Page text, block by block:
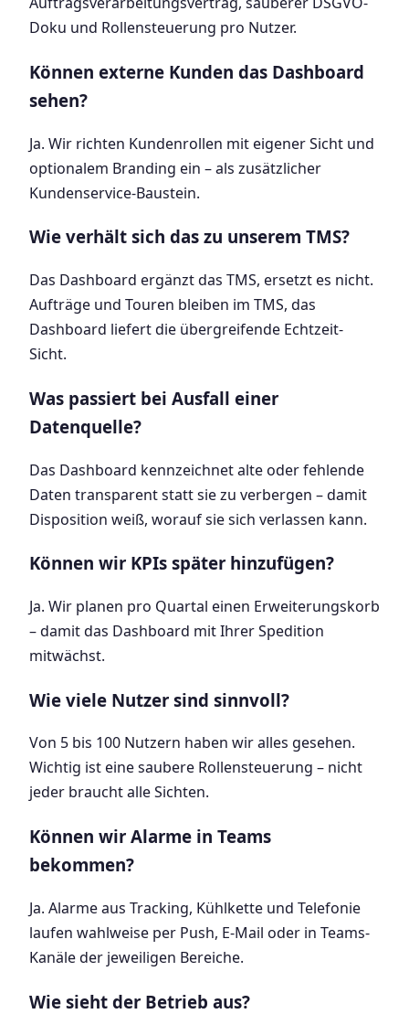
Doku und Rollensteuerung pro Nutzer.
Können externe Kunden das Dashboard
sehen?
Ja. Wir richten Kundenrollen mit eigener Sicht und
optionalem Branding ein – als zusätzlicher
Kundenservice-Baustein.
Wie verhält sich das zu unserem TMS?
Das Dashboard ergänzt das TMS, ersetzt es nicht.
Aufträge und Touren bleiben im TMS, das
Dashboard liefert die übergreifende Echtzeit-
Sicht.
Was passiert bei Ausfall einer
Datenquelle?
Das Dashboard kennzeichnet alte oder fehlende
Daten transparent statt sie zu verbergen – damit
Disposition weiß, worauf sie sich verlassen kann.
Können wir KPIs später hinzufügen?
Ja. Wir planen pro Quartal einen Erweiterungskorb
– damit das Dashboard mit Ihrer Spedition
mitwächst.
Wie viele Nutzer sind sinnvoll?
Von 5 bis 100 Nutzern haben wir alles gesehen.
Wichtig ist eine saubere Rollensteuerung – nicht
jeder braucht alle Sichten.
Können wir Alarme in Teams
bekommen?
Ja. Alarme aus Tracking, Kühlkette und Telefonie
laufen wahlweise per Push, E-Mail oder in Teams-
Kanäle der jeweiligen Bereiche.
Wie sieht der Betrieb aus?